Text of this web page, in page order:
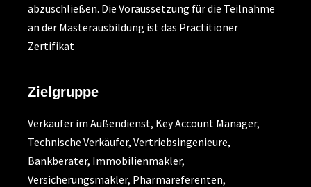
abzuschließen. Die Voraussetzung für die Teilnahme
an der Masterausbildung ist das Practitioner
Zertifikat
Zielgruppe
Verkäufer im Außendienst, Key Account Manager,
Technische Verkäufer, Vertriebsingenieure,
Bankberater, Immobilienmakler,
Versicherungsmakler, Pharmareferenten,